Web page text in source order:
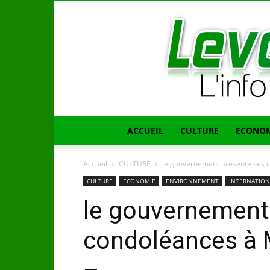
ACCUEIL CULTURE
Accueil CULTURE le gouvernement présente ses
CULTURE ECONOMIE ENVIRONNEMENT
le
condoléances à